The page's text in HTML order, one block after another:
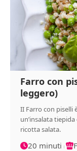
Farro con
leggero)
II Farro con piselli
un’insalata
ricotta salata.
20 minuti